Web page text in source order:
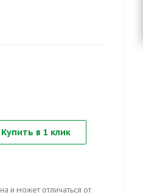
Купить в 1 клик
и может отличаться от